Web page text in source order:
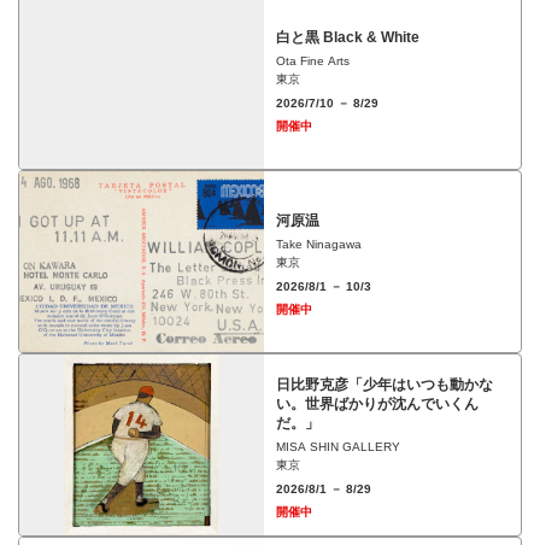
白と黒 Black & White
Ota Fine Arts
東京
2026/7/10 － 8/29
開催中
河原温
Take Ninagawa
東京
2026/8/1 － 10/3
開催中
日比野克彦「少年はいつも動かな
い。世界ばかりが沈んでいくん
だ。」
MISA SHIN GALLERY
東京
2026/8/1 － 8/29
開催中